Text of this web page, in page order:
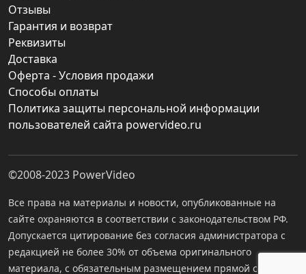
Отзывы
Гарантия и возврат
Реквизиты
Доставка
Оферта - Условия продажи
Способы оплаты
Политика защиты персональной информации
пользователей сайта powervideo.ru
©2008-2023 PowerVideo
Все права на материалы и новости, опубликованные на
сайте охраняются в соответствии с законодательством РФ.
Допускается цитирование без согласия администратора с
редакцией не более 30% от объема оригинального
материала, с обязательным размещением прямой ссылки